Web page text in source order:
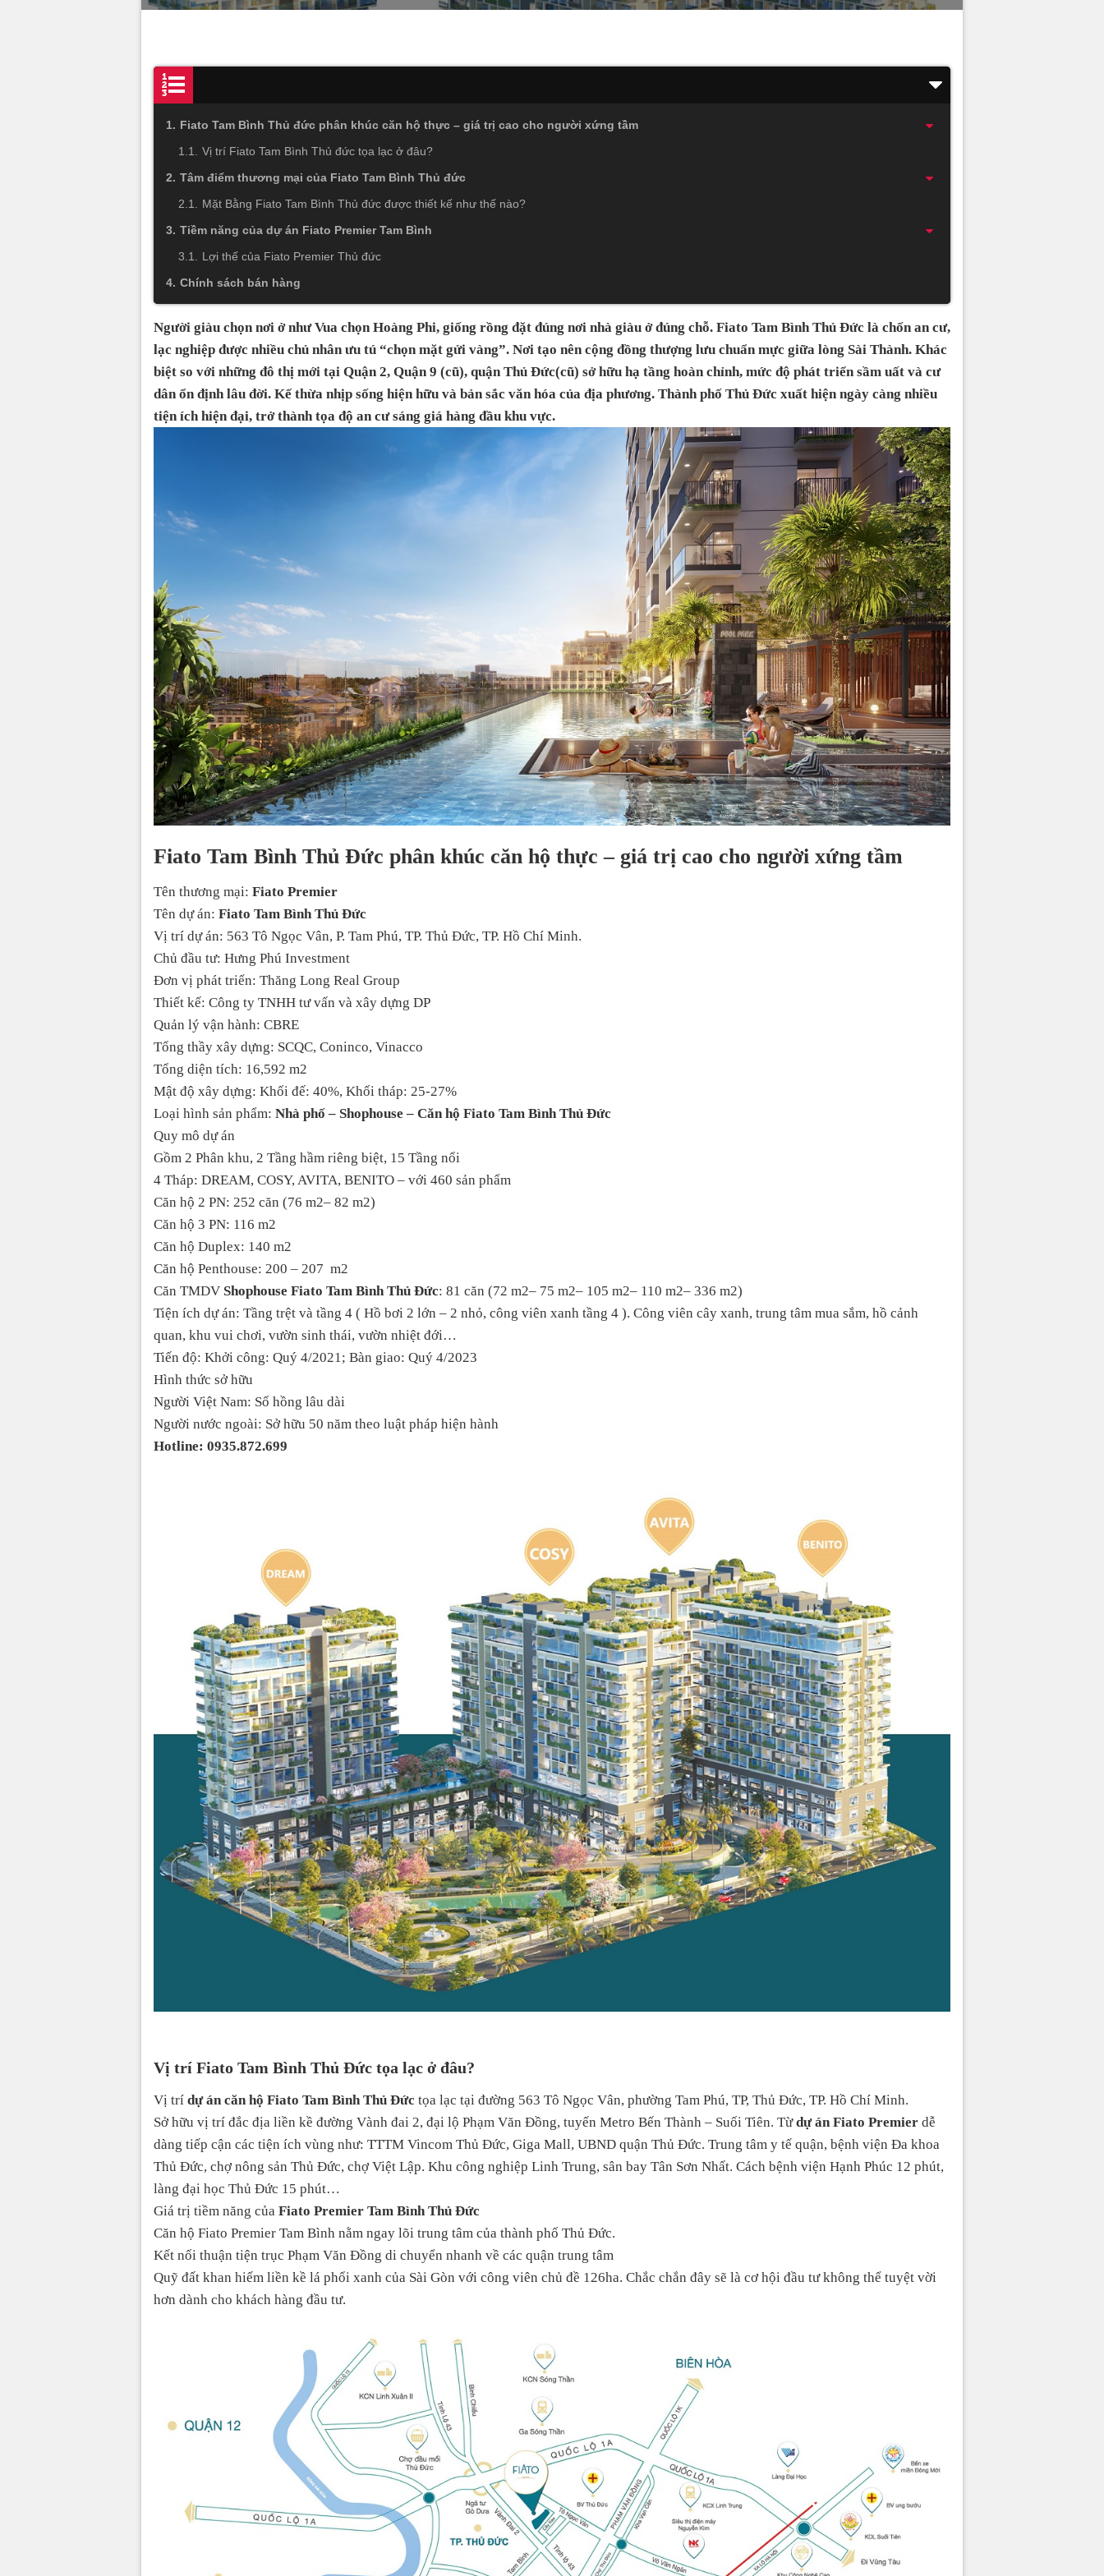
Fiato Tam Bình Thủ đức phân khúc căn hộ thực – giá trị cao cho người xứng tầm
Vị trí Fiato Tam Bình Thủ đức tọa lạc ở đâu?
Tâm điểm thương mại của Fiato Tam Bình Thủ đức
Mặt Bằng Fiato Tam Bình Thủ đức được thiết kế như thế nào?
Tiềm năng của dự án Fiato Premier Tam Bình
Lợi thế của Fiato Premier Thủ đức
Chính sách bán hàng
Người giàu chọn nơi ở như Vua chọn Hoàng Phi, giống rồng đặt đúng nơi nhà giàu ở đúng chỗ. Fiato Tam Bình Thủ Đức là chốn an cư,
lạc nghiệp được nhiều chủ nhân ưu tú “chọn mặt gửi vàng”. Nơi tạo nên cộng đồng thượng lưu chuẩn mực giữa lòng Sài Thành. Khác
biệt so với những đô thị mới tại Quận 2, Quận 9 (cũ), quận Thủ Đức(cũ) sở hữu hạ tầng hoàn chỉnh, mức độ phát triển sầm uất và cư
dân ổn định lâu đời. Kế thừa nhịp sống hiện hữu và bản sắc văn hóa của địa phương. Thành phố Thủ Đức xuất hiện ngày càng nhiều
tiện ích hiện đại, trở thành tọa độ an cư sáng giá hàng đầu khu vực.
Fiato Tam Bình Thủ Đức phân khúc căn hộ thực – giá trị cao cho người xứng tầm
Tên thương mại: Fiato Premier
Tên dự án: Fiato Tam Bình Thủ Đức
Vị trí dự án: 563 Tô Ngọc Vân, P. Tam Phú, TP. Thủ Đức, TP. Hồ Chí Minh.
Chủ đầu tư: Hưng Phú Investment
Đơn vị phát triển: Thăng Long Real Group
Thiết kế: Công ty TNHH tư vấn và xây dựng DP
Quản lý vận hành: CBRE
Tổng thầy xây dựng: SCQC, Coninco, Vinacco
Tổng diện tích: 16,592 m2
Mật độ xây dựng: Khối đế: 40%, Khối tháp: 25-27%
Loại hình sản phẩm: Nhà phố – Shophouse – Căn hộ Fiato Tam Bình Thủ Đức
Quy mô dự án
Gồm 2 Phân khu, 2 Tầng hầm riêng biệt, 15 Tầng nổi
4 Tháp: DREAM, COSY, AVITA, BENITO – với 460 sản phẩm
Căn hộ 2 PN: 252 căn (76 m2– 82 m2)
Căn hộ 3 PN: 116 m2
Căn hộ Duplex: 140 m2
Căn hộ Penthouse: 200 – 207 m2
Căn TMDV Shophouse Fiato Tam Bình Thủ Đức: 81 căn (72 m2– 75 m2– 105 m2– 110 m2– 336 m2)
Tiện ích dự án: Tầng trệt và tầng 4 ( Hồ bơi 2 lớn – 2 nhỏ, công viên xanh tầng 4 ). Công viên cây xanh, trung tâm mua sắm, hồ cảnh
quan, khu vui chơi, vườn sinh thái, vườn nhiệt đới…
Tiến độ: Khởi công: Quý 4/2021; Bàn giao: Quý 4/2023
Hình thức sở hữu
Người Việt Nam: Sổ hồng lâu dài
Người nước ngoài: Sở hữu 50 năm theo luật pháp hiện hành
Hotline: 0935.872.699
Vị trí Fiato Tam Bình Thủ Đức tọa lạc ở đâu?
Vị trí dự án căn hộ Fiato Tam Bình Thủ Đức tọa lạc tại đường 563 Tô Ngọc Vân, phường Tam Phú, TP, Thủ Đức, TP. Hồ Chí Minh.
Sở hữu vị trí đắc địa liền kề đường Vành đai 2, đại lộ Phạm Văn Đồng, tuyến Metro Bến Thành – Suối Tiên. Từdự án Fiato Premier dễ
dàng tiếp cận các tiện ích vùng như: TTTM Vincom Thủ Đức, Giga Mall, UBND quận Thủ Đức. Trung tâm y tế quận, bệnh viện Đa khoa
Thủ Đức, chợ nông sản Thủ Đức, chợ Việt Lập. Khu công nghiệp Linh Trung, sân bay Tân Sơn Nhất. Cách bệnh viện Hạnh Phúc 12 phút,
làng đại học Thủ Đức 15 phút…
Giá trị tiềm năng của Fiato Premier Tam Bình Thủ Đức
Căn hộ Fiato Premier Tam Bình nằm ngay lõi trung tâm của thành phố Thủ Đức.
Kết nối thuận tiện trục Phạm Văn Đồng di chuyển nhanh về các quận trung tâm
Quỹ đất khan hiếm liền kề lá phổi xanh của Sài Gòn với công viên chủ đề 126ha. Chắc chắn đây sẽ là cơ hội đầu tư không thể tuyệt vời
hơn dành cho khách hàng đầu tư.